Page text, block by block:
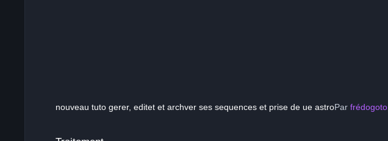
nouveau tuto gerer, editet et archver ses sequences et prise de ue astroParfrédogoto